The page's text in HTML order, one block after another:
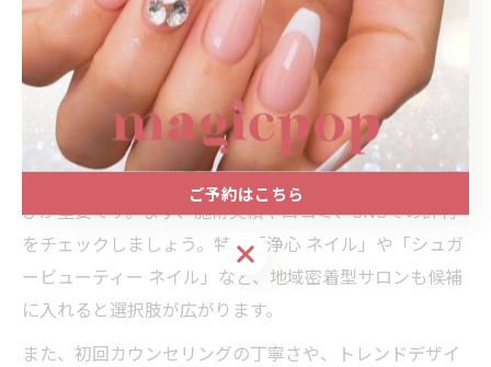
インで自分だけのオリジナルネイルを楽しむ方が増えて
います。自分の理想を叶えたい方は、遠慮せずに希望を
伝えましょう。
サロン選びで失敗しないポイント解説
ワンホンネイルを満足度高く楽しむためには、サロン選
びが重要です。まず、施術実績や口コミ、SNSでの評判
をチェックしましょう。特に「浄心 ネイル」や「シュガ
ービューティー ネイル」など、地域密着型サロンも候補
に入れると選択肢が広がります。
また、初回カウンセリングの丁寧さや、トレンドデザイ
ご予約はこちら
ご予約はこちら